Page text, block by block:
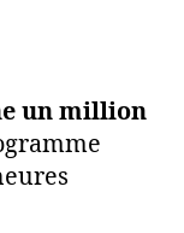
un million